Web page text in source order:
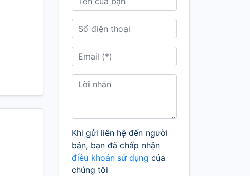
Khi gửi liên hệ đến người
bán, bạn đã chấp nhận
điều khoản sử dụng của
chúng tôi